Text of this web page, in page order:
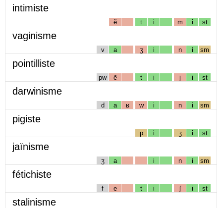
intimiste
ẽ t i m i st
vaginisme
v a ʒ i n i sm
pointilliste
pw ẽ t i j i st
darwinisme
d a ʁ w i n i sm
pigiste
p i ʒ i st
jaïnisme
ʒ a i n i sm
fétichiste
f e t i ʃ i st
stalinisme